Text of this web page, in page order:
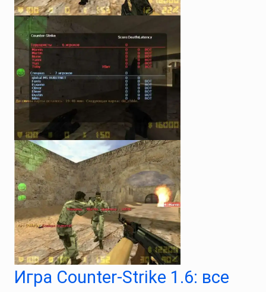
Игра Counter-Strike 1.6: все